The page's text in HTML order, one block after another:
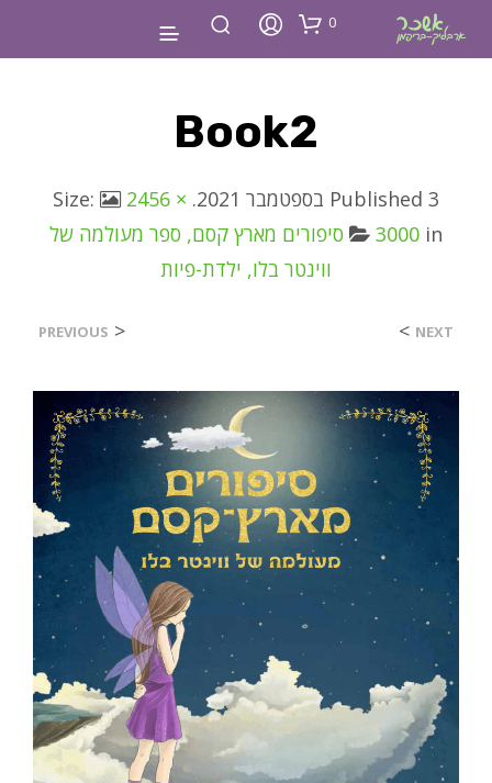
0
Book2
Published 3 בספטמבר 2021 . Size:
2456 ×
3000 in
סיפורים מארץ קסם, ספר מעולמה של
ווינטר בלו, ילדת-פיות
<
PREVIOUS NEXT
>